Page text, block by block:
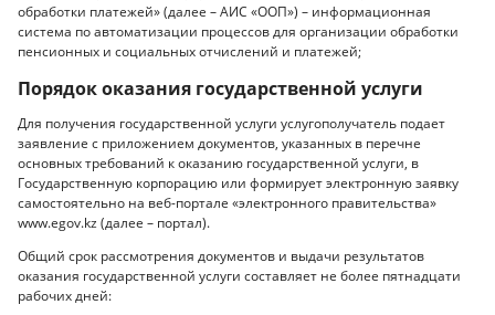
обработки платежей» (далее – АИС «ООП») – информационная
система по автоматизации процессов для организации обработки
пенсионных и социальных отчислений и платежей;
Порядок оказания государственной услуги
Для получения государственной услуги услугополучатель подает
заявление с приложением документов, указанных в перечне
основных требований к оказанию государственной услуги, в
Государственную корпорацию или формирует электронную заявку
самостоятельно на веб-портале «электронного правительства»
www.egov.kz (далее – портал).
Общий срок рассмотрения документов и выдачи результатов
оказания государственной услуги составляет не более пятнадцати
рабочих дней: